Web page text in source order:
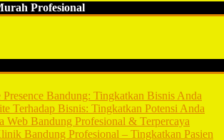
Profesional
Presence Bandung: Tingkatkan Bisnis Anda
Terhadap Bisnis: Tingkatkan Potensi Anda
Web Bandung Profesional & Terpercaya
Bandung Profesional – Tingkatkan Pasien